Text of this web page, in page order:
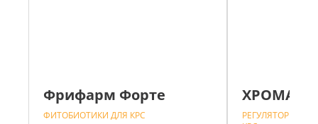
Фрифарм Форте
ФИТОБИОТИКИ ДЛЯ КРС
РЕГУЛЯТОРЫ